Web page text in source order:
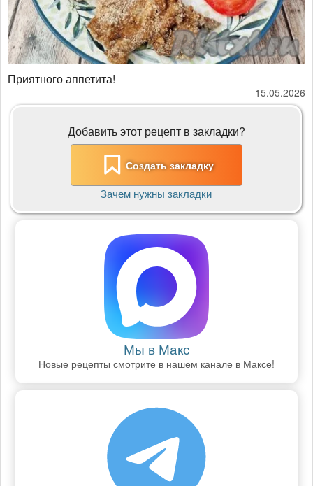
Приятного аппетита!
15.05.2026
Добавить этот рецепт в закладки?
Создать закладку
Зачем нужны закладки
Мы в Макс
Новые рецепты смотрите в нашем канале в Максе!